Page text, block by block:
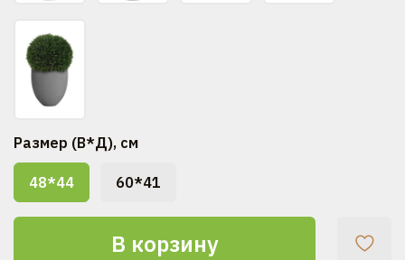
В корзину
Размер (В*Д), см
48*44 60*41